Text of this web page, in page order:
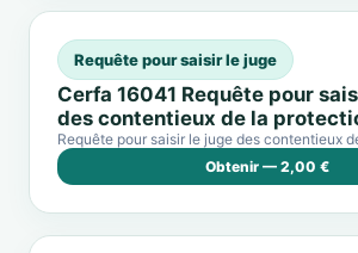
Requête pour saisir le juge
Cerfa 16041 Requête pour
des contentieux de la
Requête pour saisir le juge des contentieux
Obtenir — 2,00 €